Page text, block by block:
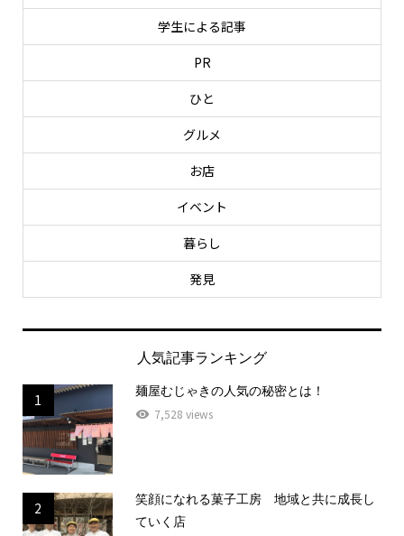
学生による記事
PR
ひと
グルメ
お店
イベント
暮らし
発見
人気記事ランキング
1
麺屋むじゃきの人気の秘密とは！
7,528 views
2
笑顔になれる菓子工房 地域と共に成長し
ていく店